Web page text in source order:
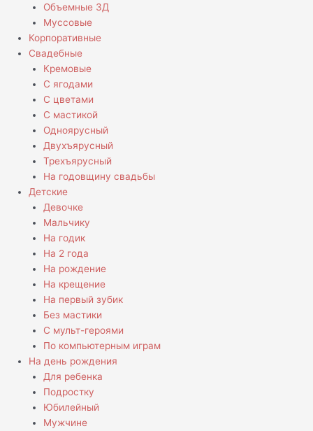
Объемные 3Д
Муссовые
Корпоративные
Свадебные
Кремовые
С ягодами
С цветами
С мастикой
Одноярусный
Двухъярусный
Трехъярусный
На годовщину свадьбы
Детские
Девочке
Мальчику
На годик
На 2 года
На рождение
На крещение
На первый зубик
Без мастики
С мульт-героями
По компьютерным играм
На день рождения
Для ребенка
Подростку
Юбилейный
Мужчине